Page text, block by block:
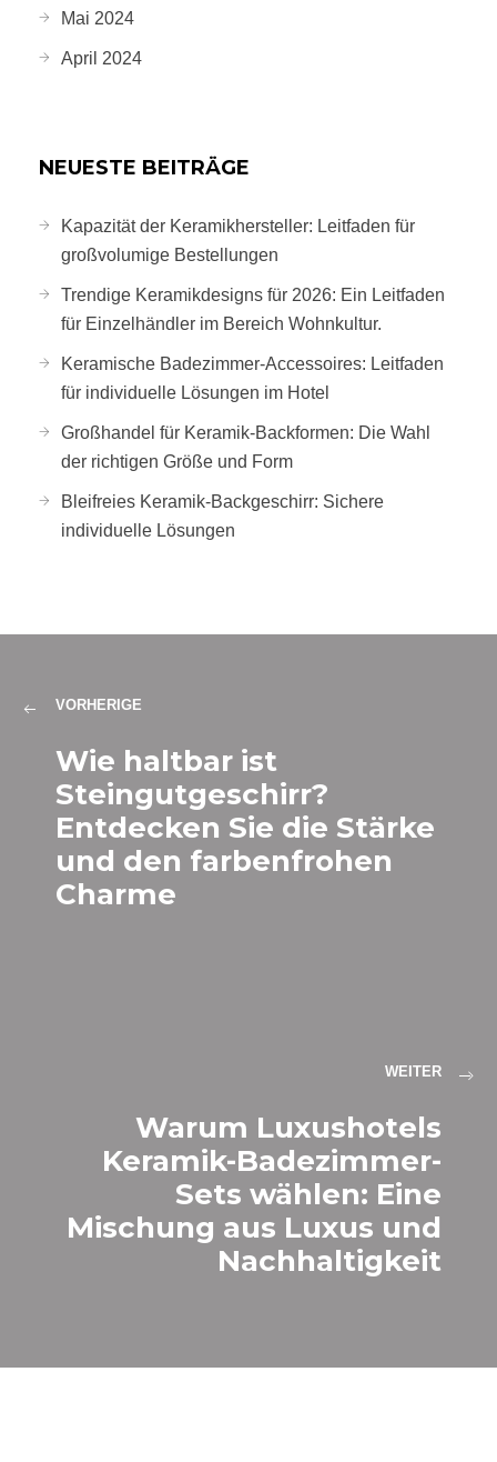
Mai 2024
April 2024
NEUESTE BEITRÄGE
Kapazität der Keramikhersteller: Leitfaden für
großvolumige Bestellungen
Trendige Keramikdesigns für 2026: Ein Leitfaden
für Einzelhändler im Bereich Wohnkultur.
Keramische Badezimmer-Accessoires: Leitfaden
für individuelle Lösungen im Hotel
Großhandel für Keramik-Backformen: Die Wahl
der richtigen Größe und Form
Bleifreies Keramik-Backgeschirr: Sichere
individuelle Lösungen
VORHERIGE
Wie haltbar ist
Steingutgeschirr?
Entdecken Sie die Stärke
und den farbenfrohen
Charme
WEITER
Warum Luxushotels
Keramik-Badezimmer-
Sets wählen: Eine
Mischung aus Luxus und
Nachhaltigkeit